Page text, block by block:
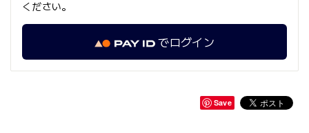
ください。
でログイン
Save